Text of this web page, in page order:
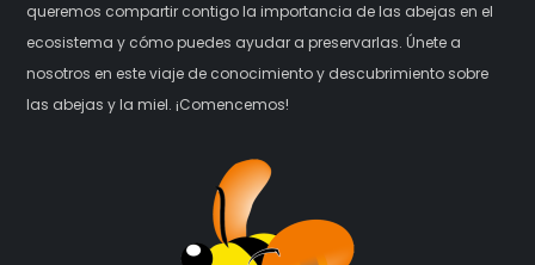
queremos compartir contigo la importancia de las abejas en el
ecosistema y cómo puedes ayudar a preservarlas. Únete a
nosotros en este viaje de conocimiento y descubrimiento sobre
las abejas y la miel. ¡Comencemos!